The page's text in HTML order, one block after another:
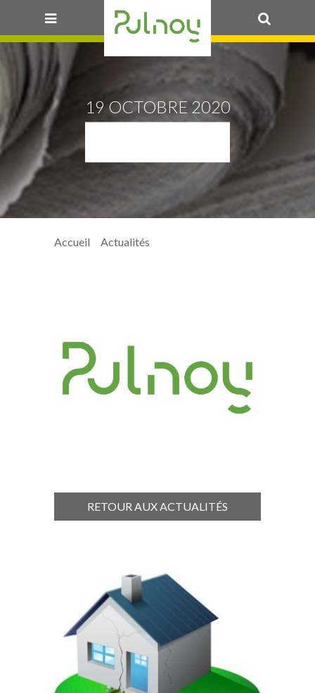
19 OCTOBRE 2020
Accueil >Actualités
RETOUR AUX ACTUALITÉS